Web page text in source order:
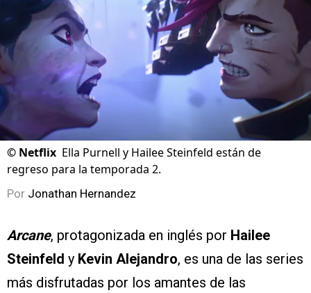
© Netflix Ella Purnell y Hailee Steinfeld están de
regreso para la temporada 2.
Por Jonathan Hernandez
Arcane, protagonizada en inglés por Hailee
Steinfeld y Kevin Alejandro, es una de las series
más disfrutadas por los amantes de las